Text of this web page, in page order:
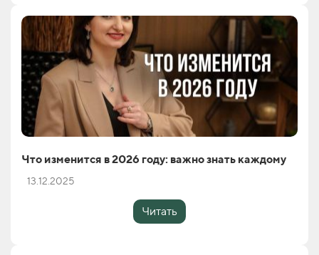
Что изменится в 2026 году: важно знать каждому
13.12.2025
Читать